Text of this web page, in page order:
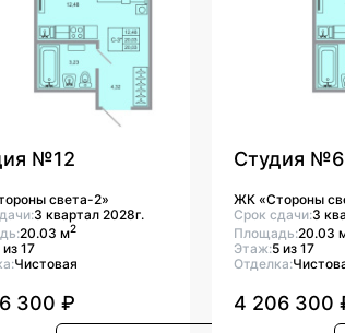
№12
света-2»
3 квартал 2028г.
20.03 м2
из 17
Чистовая
300 ₽
Студия
ЖК «Стороны
Срок сдачи:3
Площадь:20.03
Этаж:5 из 17
Отделка:
4 206 300